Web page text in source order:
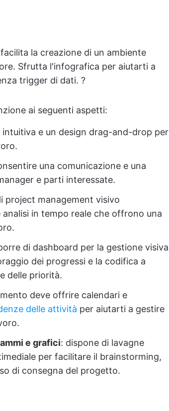
facilita la creazione di un ambiente
Sfrutta l'infografica per aiutarti a
trigger di dati. ?
ai seguenti aspetti:
e un design drag-and-drop per
una comunicazione e una
e parti interessate.
project management visivo
in tempo reale che offrono una
di dashboard per la gestione visiva
dei progressi e la codifica a
delle priorità.
deve offrire calendari e
delle attività per aiutarti a gestire
e grafici: dispone di lavagne
per facilitare il brainstorming,
di consegna del progetto.